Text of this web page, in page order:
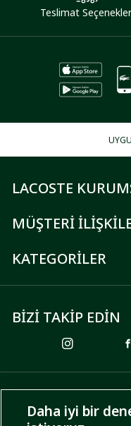
Teslimat
LACOSTE
MÜŞTERİ
KATEGORİLER
BİZİ TAKİP EDİN
ÖDEME SEÇENEKLERİ
Daha iyi bir